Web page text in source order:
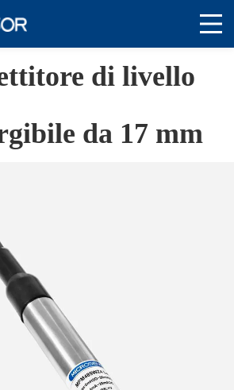
di livello
da 17 mm